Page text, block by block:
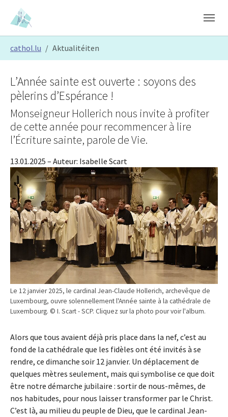
Skip to main content
Skip to page footer
cathol.lu Aktualitéiten
Le 12 janvier 2025, le cardinal Jean-Claude Hollerich, archevêque de
Luxembourg, ouvre solennellement l'Année sainte à la cathédrale de
Luxembourg. © I. Scart - SCP. Cliquez sur la photo pour voir l'album.
L’Année sainte est ouverte : soyons des
pèlerins d’Espérance !
Monseigneur Hollerich nous invite à profiter
de cette année pour recommencer à lire
l’Écriture sainte, parole de Vie.
13.01.2025 – Auteur: Isabelle Scart
Alors que tous avaient déjà pris place dans la nef, c’est au
fond de la cathédrale que les fidèles ont été invités à se
rendre, ce dimanche soir 12 janvier. Un déplacement de
quelques mètres seulement, mais qui symbolise ce que doit
être notre démarche jubilaire : sortir de nous-mêmes, de
nos habitudes, pour nous laisser transformer par le Christ.
C’est là, au milieu du peuple de Dieu, que le cardinal Jean-